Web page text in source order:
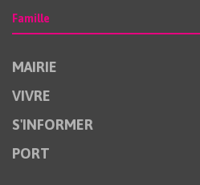
Famille
MAIRIE
VIVRE
S'INFORMER
PORT